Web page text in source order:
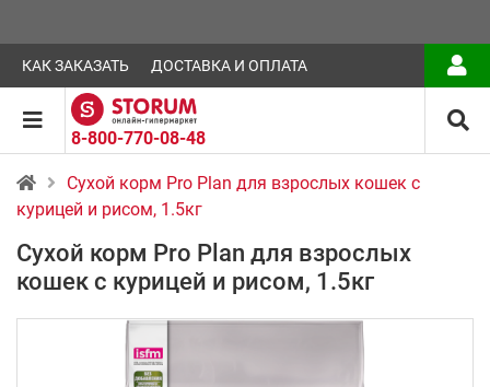
КАК ЗАКАЗАТЬ ДОСТАВКА И ОПЛАТА
8-800-770-08-48
Сухой корм Pro Plan для взрослых кошек с
курицей и рисом, 1.5кг
Сухой корм Pro Plan для взрослых
кошек с курицей и рисом, 1.5кг